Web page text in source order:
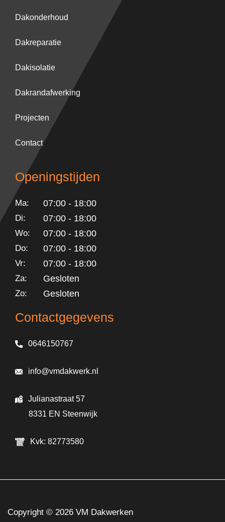
Dakonderhoud
Dakreparatie
Dakisolatie
Dakrandafwerking
Projecten
Contact
Openingstijden
Ma: 07:00 - 18:00
Di: 07:00 - 18:00
Wo: 07:00 - 18:00
Do: 07:00 - 18:00
Vr: 07:00 - 18:00
Za: Gesloten
Zo: Gesloten
Contactgegevens
0646150767
info@vmdakwerk.nl
Julianastraat 57
8331 EN Steenwijk
Kvk: 82773580
Copyright © 2026 VM Dakwerken